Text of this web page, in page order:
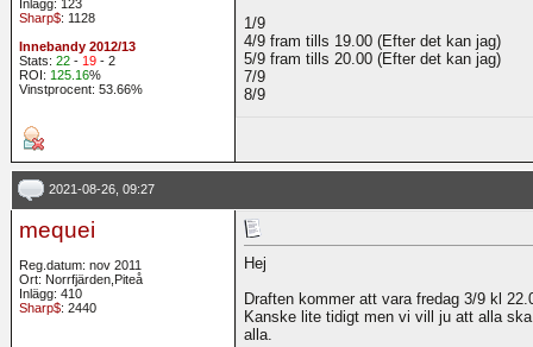
Inlägg: 123
Sharp$: 1128
Innebandy 2012/13
Stats: 22 - 19 - 2
ROI: 125.16%
Vinstprocent: 53.66%
1/9
4/9 fram tills 19.00 (Efter det kan jag)
5/9 fram tills 20.00 (Efter det kan jag)
7/9
8/9
2021-08-26, 09:27
mequei
Reg.datum: nov 2011
Ort: Norrfjärden,Piteå
Inlägg: 410
Sharp$: 2440
Hej
Draften kommer att vara fredag 3/9 kl
Kanske lite tidigt men vi vill ju att alla
alla.